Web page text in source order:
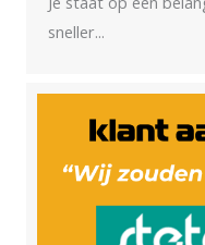
sneller...